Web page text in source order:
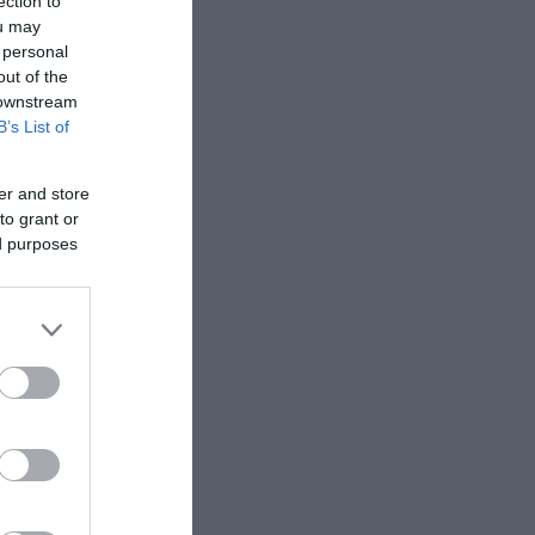
may
of the
List of
and store
grant or
purposes